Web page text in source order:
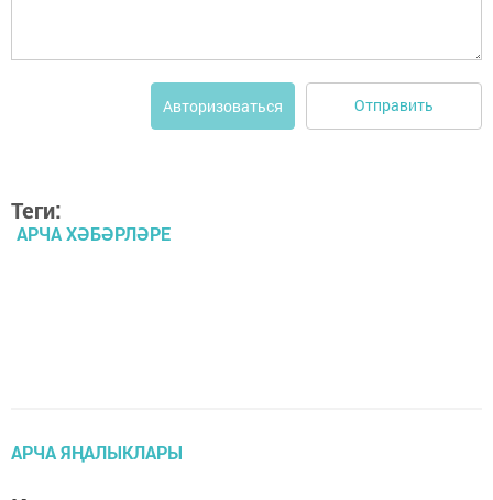
Авторизоваться Отправить
Теги:
АРЧА ХӘБӘРЛӘРЕ
АРЧА ЯҢАЛЫКЛАРЫ